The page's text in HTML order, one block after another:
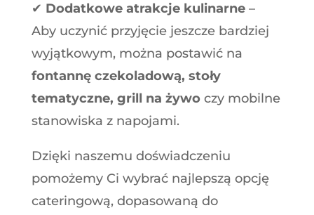
✔ Dodatkowe atrakcje kulinarne–
Aby uczynić przyjęcie jeszcze bardziej
wyjątkowym, można postawić na
fontannę czekoladową, stoły
tematyczne, grill na żywoczy mobilne
stanowiska z napojami.
Dzięki naszemu doświadczeniu
pomożemy Ci wybrać najlepszą opcję
cateringową, dopasowaną do